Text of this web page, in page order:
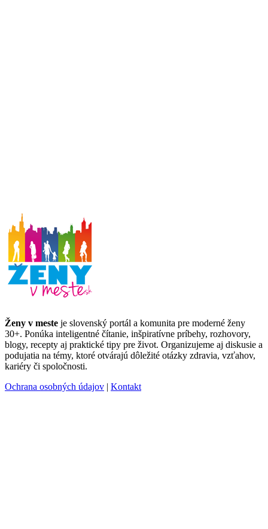
Ženy v meste je slovenský portál a komunita pre moderné ženy
30+. Ponúka inteligentné čítanie, inšpiratívne príbehy, rozhovory,
blogy, recepty aj praktické tipy pre život. Organizujeme aj diskusie a
podujatia na témy, ktoré otvárajú dôležité otázky zdravia, vzťahov,
kariéry či spoločnosti.
Ochrana osobných údajov | Kontakt